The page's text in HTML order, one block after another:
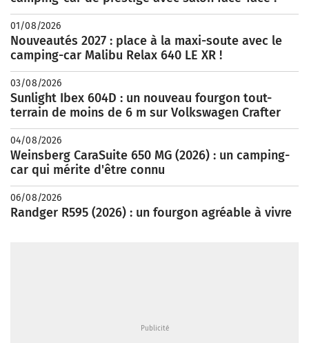
01/08/2026
Nouveautés 2027 : place à la maxi-soute avec le
camping-car Malibu Relax 640 LE XR !
03/08/2026
Sunlight Ibex 604D : un nouveau fourgon tout-
terrain de moins de 6 m sur Volkswagen Crafter
04/08/2026
Weinsberg CaraSuite 650 MG (2026) : un camping-
car qui mérite d'être connu
06/08/2026
Randger R595 (2026) : un fourgon agréable à vivre